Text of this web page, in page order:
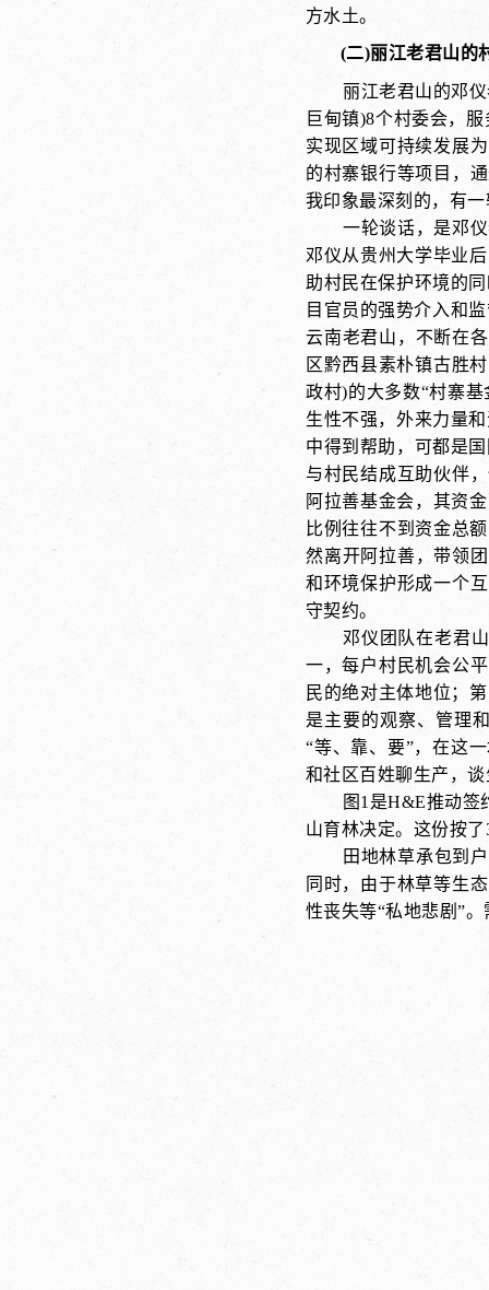
方水土。
(二)丽江老君山的
丽江老君山的邓
巨甸镇)8个村委会，
实现区域可持续发展
的村寨银行等项目，
我印象最深刻的，有
一轮谈话，是邓
邓仪从贵州大学毕业
助村民在保护环境的
目官员的强势介入和
云南老君山，不断在
区黔西县素朴镇古胜
政村)的大多数“村寨
生性不强，外来力量
中得到帮助，可都是
与村民结成互助伙伴
阿拉善基金会，其资
比例往往不到资金总
然离开阿拉善，带领
和环境保护形成一个
守契约。
邓仪团队在老君
一，每户村民机会公
民的绝对主体地位；
是主要的观察、管理
“等、靠、要”，在这
和社区百姓聊生产，
图1是H&E推动签
山育林决定。这份按
田地林草承包到
同时，由于林草等生
性丧失等“私地悲剧”